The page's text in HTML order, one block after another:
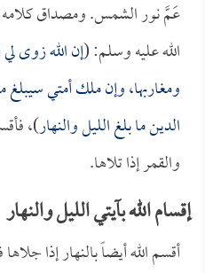
عَمَّ نور الشمس. ومصداق كلامه
الله عليه وسلم: (إن الله زوى
ومغاربها، وإن ملك أمتي
الدين ما بلغ الليل والنهار)،
والقمر إذا تلاها.
إقسام الله بآيتي الليل والنهار
أقسم الله أيضاً بالنهار إذا